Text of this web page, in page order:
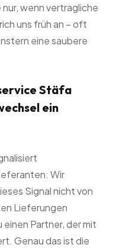
wenn vertragliche
uns früh an – oft
eine saubere
Stäfa
ein
Wir
Signal nicht von
Lieferungen
Partner, der mit
Genau das ist die